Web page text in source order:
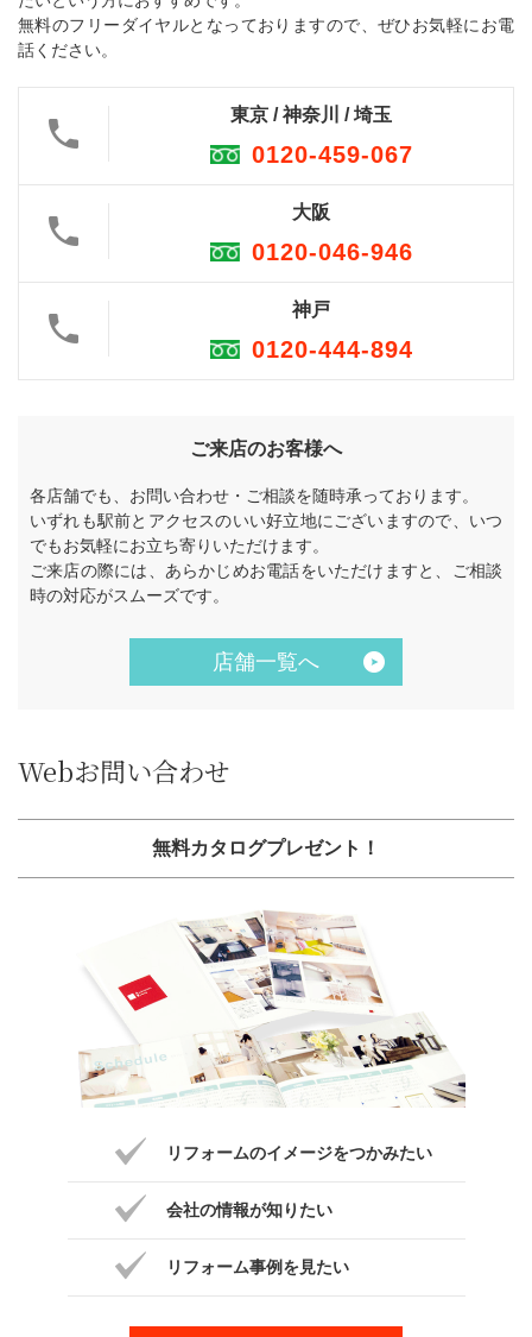
無料のフリーダイヤルとなっておりますので、ぜひお気軽にお電
話ください。
東京 / 神奈川 / 埼玉
0120-459-067
大阪
0120-046-946
神戸
0120-444-894
ご来店のお客様へ
各店舗でも、お問い合わせ・ご相談を随時承っております。
いずれも駅前とアクセスのいい好立地にございますので、いつ
でもお気軽にお立ち寄りいただけます。
ご来店の際には、あらかじめお電話をいただけますと、ご相談
時の対応がスムーズです。
店舗一覧へ
Webお問い合わせ
無料カタログプレゼント！
リフォームのイメージをつかみたい
会社の情報が知りたい
リフォーム事例を見たい